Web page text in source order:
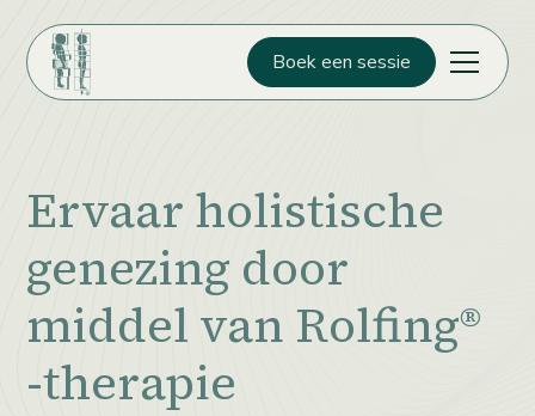
Boek een sessie
Ervaar holistische
genezing door
middel van Rolfing®
-therapie